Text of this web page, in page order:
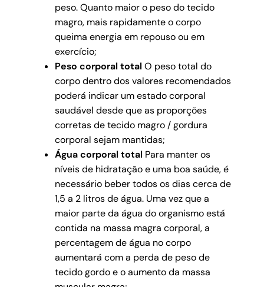
peso. Quanto maior o peso do tecido
magro, mais rapidamente o corpo
queima energia em repouso ou em
exercício;
Peso corporal total O peso total do
corpo dentro dos valores recomendados
poderá indicar um estado corporal
saudável desde que as proporções
corretas de tecido magro / gordura
corporal sejam mantidas;
Água corporal total Para manter os
níveis de hidratação e uma boa saúde, é
necessário beber todos os dias cerca de
1,5 a 2 litros de água. Uma vez que a
maior parte da água do organismo está
contida na massa magra corporal, a
percentagem de água no corpo
aumentará com a perda de peso de
tecido gordo e o aumento da massa